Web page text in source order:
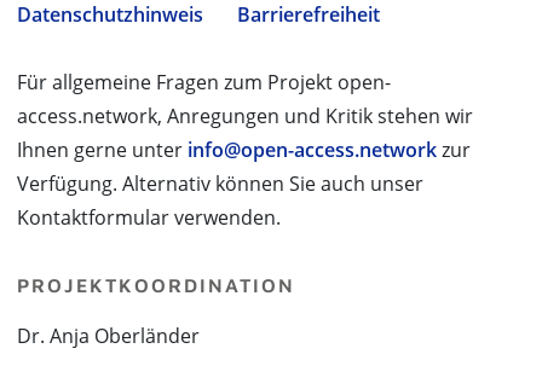
Datenschutzhinweis
Barrierefreiheit
Für allgemeine Fragen zum Projekt open-
access.network, Anregungen und Kritik stehen wir
Ihnen gerne unter info@open-access.networkzur
Verfügung. Alternativ können Sie auch unser
Kontaktformular verwenden.
PROJEKTKOORDINATION
Dr. Anja Oberländer